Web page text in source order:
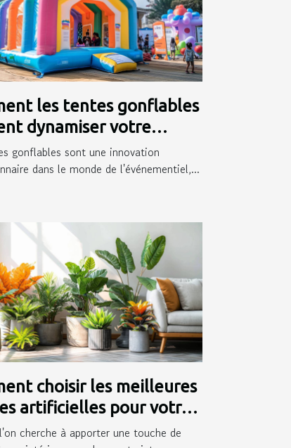
les tentes gonflables
dynamiser votre
événementielle
gonflables sont une innovation
dans le monde de l'événementiel,...
choisir les meilleures
artificielles pour votre
cherche à apporter une touche de